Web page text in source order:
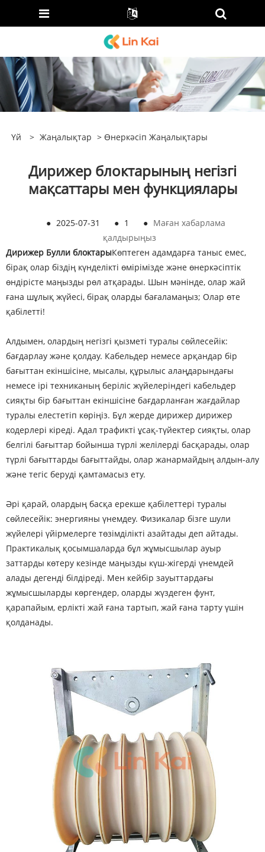
Үй > Жаңалықтар > Өнеркәсіп Жаңалықтары
Дирижер блоктарының негізгі
мақсаттары мен функциялары
● 2025-07-31 ● 1 ● Маған хабарлама
қалдырыңыз
Дирижер Булли блоктарыКөптеген адамдарға таныс емес,
бірақ олар біздің күнделікті өмірімізде және өнеркәсіптік
өндірісте маңызды рөл атқарады. Шын мәнінде, олар жай
ғана шұлық жүйесі, бірақ оларды бағаламаңыз; Олар өте
қабілетті!
Алдымен, олардың негізгі қызметі туралы сөйлесейік:
бағдарлау және қолдау. Кабельдер немесе арқандар бір
бағыттан екіншісіне, мысалы, құрылыс алаңдарындағы
немесе ірі техниканың беріліс жүйелеріндегі кабельдер
сияқты бір бағыттан екіншісіне бағдарланған жағдайлар
туралы елестетіп көріңіз. Бұл жерде дирижер дирижер
кодерлері кіреді. Адал трафикті ұсақ-түйектер сияқты, олар
белгілі бағыттар бойынша түрлі желілерді басқарады, олар
түрлі бағыттарды бағыттайды, олар жанармайдың алдын-алу
және тегіс беруді қамтамасыз ету.
Әрі қарай, олардың басқа ерекше қабілеттері туралы
сөйлесейік: энергияны үнемдеу. Физикалар бізге шули
жүйелері үйірмелерге төзімділікті азайтады деп айтады.
Практикалық қосымшаларда бұл жұмысшылар ауыр
заттарды көтеру кезінде маңызды күш-жігерді үнемдей
алады дегенді білдіреді. Мен кейбір зауыттардағы
жұмысшыларды көргендер, оларды жүздеген фунт,
қарапайым, ерлікті жай ғана тартып, жай ғана тарту үшін
қолданады.